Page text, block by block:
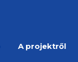
A projektről